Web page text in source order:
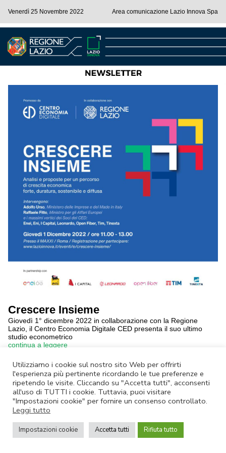
Utilizziamo i cookie sul nostro sito Web per offrirti
l'esperienza più pertinente ricordando le tue preferenze e
ripetendo le visite. Cliccando su "Accetta tutti", acconsenti
all'uso di TUTTI i cookie. Tuttavia, puoi visitare
"Impostazioni cookie" per fornire un consenso controllato.
Leggi tutto
Impostazioni cookie Accetta tutti Rifiuta tutto
Venerdì 25 Novembre 2022 Area comunicazione Lazio Innova Spa
Crescere Insieme
Giovedì 1° dicembre 2022 in collaborazione con la Regione
Lazio, il Centro Economia Digitale CED presenta il suo ultimo
studio econometrico
continua a leggere
Annulla Iscrizione |Privacy Policy
Non rispondere a questa email.Contatta Lazio Innova
© Lazio Innova SpA – Via dell’Amba Aradam, 9 – 00184 Roma – Tel.
06.60.51.60 – P.IVA 05950941004